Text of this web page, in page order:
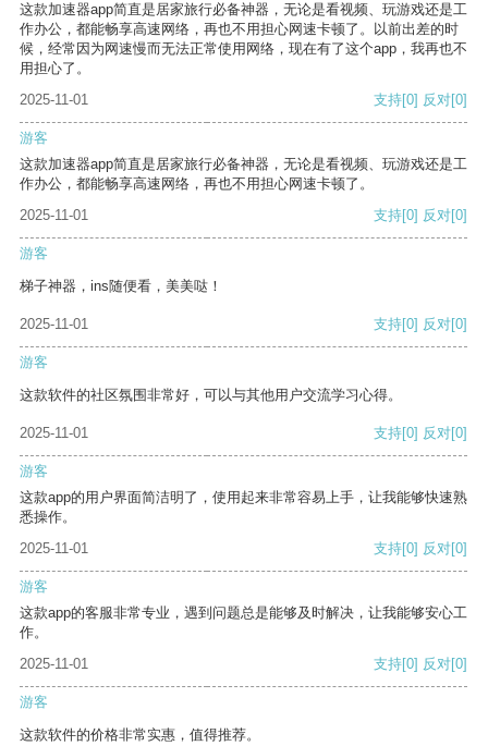
这款加速器app简直是居家旅行必备神器，无论是看视频、玩游戏还是工
作办公，都能畅享高速网络，再也不用担心网速卡顿了。以前出差的时
候，经常因为网速慢而无法正常使用网络，现在有了这个app，我再也不
用担心了。
2025-11-01
支持[0] 反对[0]
游客
这款加速器app简直是居家旅行必备神器，无论是看视频、玩游戏还是工
作办公，都能畅享高速网络，再也不用担心网速卡顿了。
2025-11-01
支持[0] 反对[0]
游客
梯子神器，ins随便看，美美哒！
2025-11-01 支持[0] 反对[0]
游客
这款软件的社区氛围非常好，可以与其他用户交流学习心得。
2025-11-01 支持[0] 反对[0]
游客
这款app的用户界面简洁明了，使用起来非常容易上手，让我能够快速熟
悉操作。
2025-11-01
支持[0] 反对[0]
游客
这款app的客服非常专业，遇到问题总是能够及时解决，让我能够安心工
作。
2025-11-01
支持[0] 反对[0]
游客
这款软件的价格非常实惠，值得推荐。